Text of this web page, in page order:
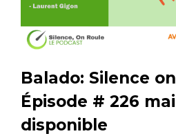
Balado: Silence
Épisode # 226
disponible